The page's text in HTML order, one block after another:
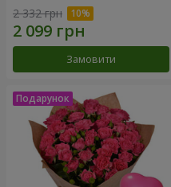
2 332 грн
Замовити